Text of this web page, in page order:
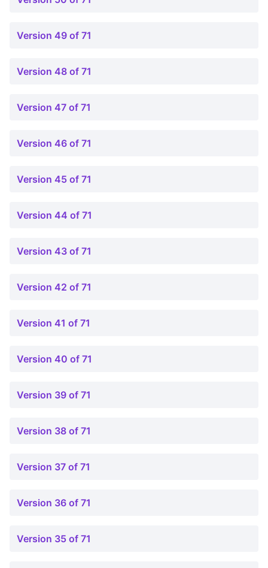
Version 49 of 71
Version 48 of 71
Version 47 of 71
Version 46 of 71
Version 45 of 71
Version 44 of 71
Version 43 of 71
Version 42 of 71
Version 41 of 71
Version 40 of 71
Version 39 of 71
Version 38 of 71
Version 37 of 71
Version 36 of 71
Version 35 of 71